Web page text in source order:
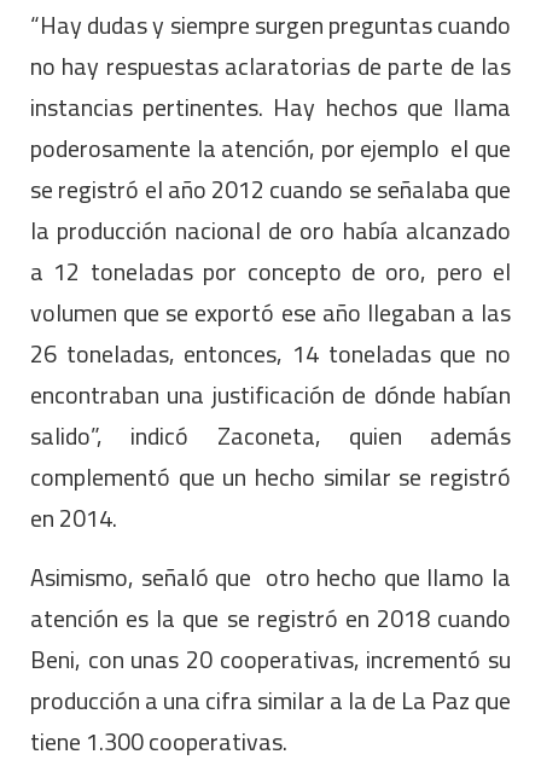
“Hay dudas y siempre surgen preguntas cuando
no hay respuestas aclaratorias de parte de las
instancias pertinentes. Hay hechos que llama
poderosamente la atención, por ejemplo el que
se registró el año 2012 cuando se señalaba que
la producción nacional de oro había alcanzado
a 12 toneladas por concepto de oro, pero el
volumen que se exportó ese año llegaban a las
26 toneladas, entonces, 14 toneladas que no
encontraban una justificación de dónde habían
salido”, indicó Zaconeta, quien además
complementó que un hecho similar se registró
en 2014.
Asimismo, señaló que otro hecho que llamo la
atención es la que se registró en 2018 cuando
Beni, con unas 20 cooperativas, incrementó su
producción a una cifra similar a la de La Paz que
tiene 1.300 cooperativas.